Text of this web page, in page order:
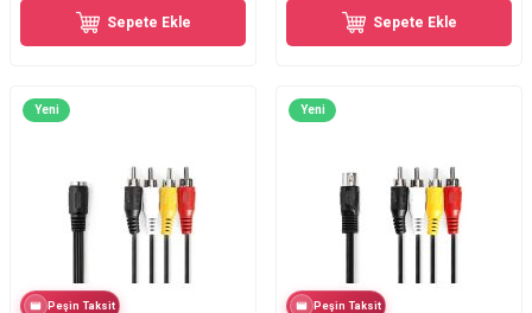
Sepete Ekle Sepete Ekle
Yeni
Peşin Taksit
Yeni
Peşin Taksit